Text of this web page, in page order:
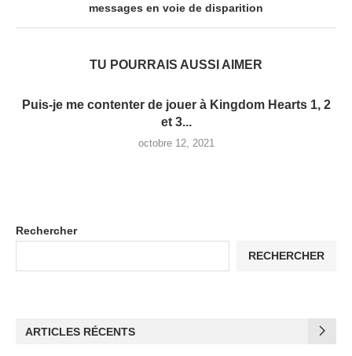
messages en voie de disparition
TU POURRAIS AUSSI AIMER
Puis-je me contenter de jouer à Kingdom Hearts 1, 2
et 3...
octobre 12, 2021
Rechercher
RECHERCHER
ARTICLES RÉCENTS